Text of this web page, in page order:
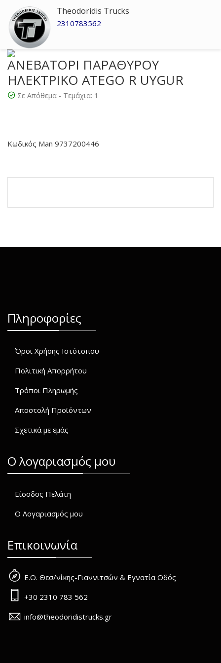
Theodoridis Trucks
2310783562
ΑΝΕΒΑΤΟΡΙ ΠΑΡΑΘΥΡΟΥ
ΗΛΕΚΤΡΙΚΟ ATEGO R UYGUR
Σε Απόθεμα - Τεμάχια: 1
Κωδικός Man 9737200446
Πληροφορίες
Όροι Χρήσης Ιστότοπου
Πολιτική Απορρήτου
Τρόποι Πληρωμής
Αποστολή Προϊόντων
Σχετικά με εμάς
O λογαριασμός μου
Είσοδος Πελάτη
Ο Λογαριασμός μου
Επικοινωνία
Ε.Ο. Θεσ/νίκης-Γιαννιτσών & Εγνατία Οδός
+30 2310 783 562
info@theodoridistrucks.gr